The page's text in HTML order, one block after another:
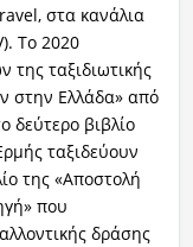
στα κανάλια
To 2020
της ταξιδιωτικής
στην Ελλάδα» από
δεύτερο βιβλίο
ταξιδεύουν
της «Αποστολή
που
δράσης